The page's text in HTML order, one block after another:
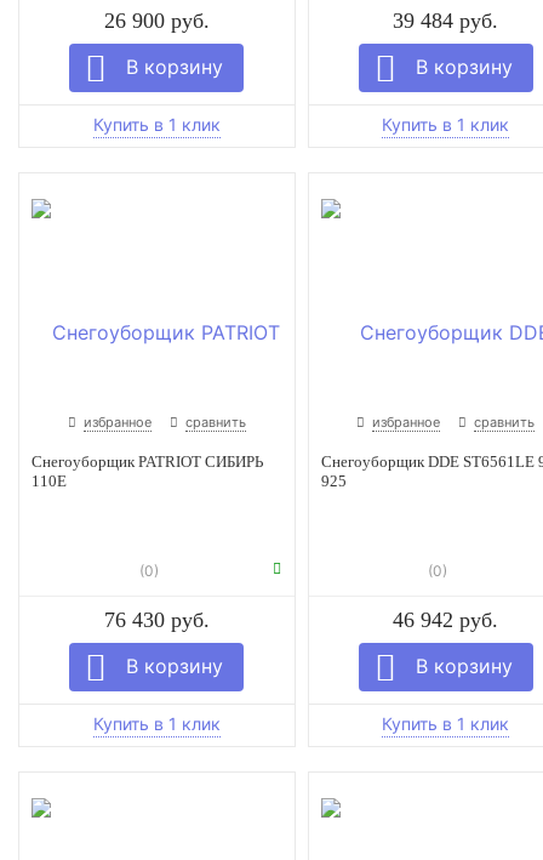
26 900 руб. 39 484 руб.
избранное сравнить
Снегоуборщик PATRIOT СИБИРЬ
110Е
(0)
76 430 руб.
избранное сравнить
Снегоуборщик DDE ST6561LE
925
(0)
46 942 руб.